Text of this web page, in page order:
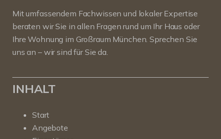
Mit umfassendem Fachwissen und lokaler Expertise
beraten wir Sie in allen Fragen rund um Ihr Haus oder
Ihre Wohnung im Großraum München. Sprechen Sie
uns an – wir sind für Sie da.
INHALT
Start
Angebote